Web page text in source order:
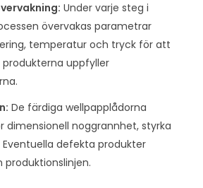
Under varje steg i
övervakas parametrar
temperatur och tryck för att
uppfyller
De färdiga wellpapplådorna
dimensionell noggrannhet, styrka
defekta produkter
produktionslinjen.